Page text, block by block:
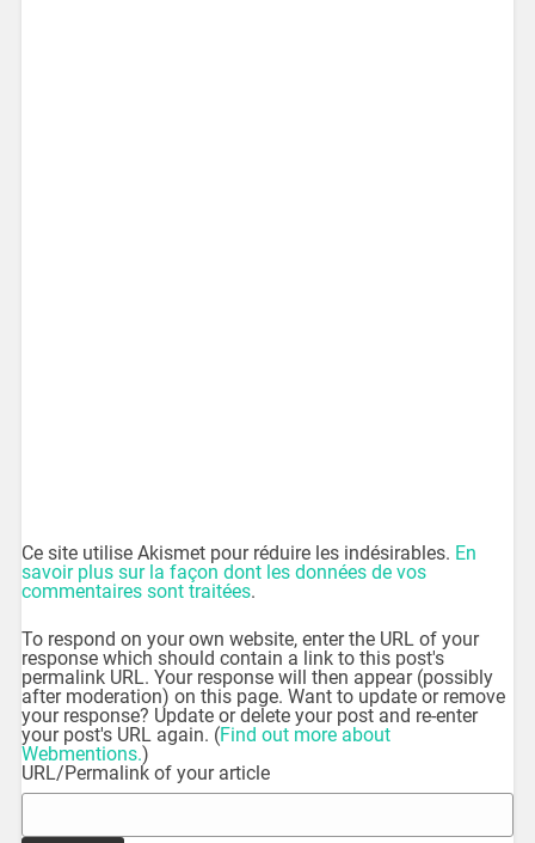
Ce site utilise Akismet pour réduire les indésirables. En
savoir plus sur la façon dont les données de vos
commentaires sont traitées.
To respond on your own website, enter the URL of your
response which should contain a link to this post's
permalink URL. Your response will then appear (possibly
after moderation) on this page. Want to update or remove
your response? Update or delete your post and re-enter
your post's URL again. (Find out more about
Webmentions.)
URL/Permalink of your article